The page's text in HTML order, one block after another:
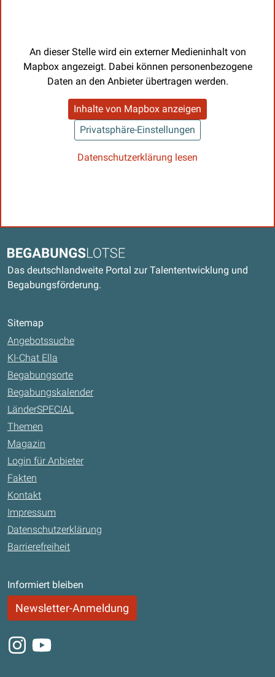
An dieser Stelle wird ein externer Medieninhalt von
Mapbox angezeigt. Dabei können personenbezogene
Daten an den Anbieter übertragen werden.
Inhalte von Mapbox anzeigen
Privatsphäre-Einstellungen
Datenschutzerklärung lesen
Begabungslotse
Das deutschlandweite Portal zur Talententwicklung und
Begabungsförderung.
Sitemap
Angebotssuche
KI-Chat Ella
Begabungsorte
Begabungskalender
LänderSPECIAL
Themen
Magazin
Login für Anbieter
Fakten
Kontakt
Impressum
Datenschutzerklärung
Barrierefreiheit
Informiert bleiben
Newsletter-Anmeldung
Instagram
Youtube